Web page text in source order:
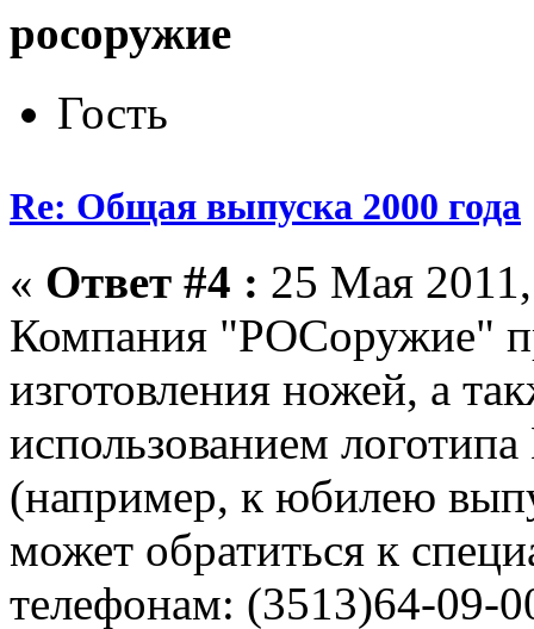
росоружие
Гость
Re: Общая выпуска 2000 года
« Ответ #4 : 25 Мая
Компания "РОСоружие"
изготовления ножей, а
использованием
(например, к юбилею
может обратиться к
телефонам: (3513)64-09-